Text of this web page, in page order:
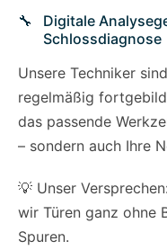
Digitale
Schlossdiagnose
Unsere Techniker
regelmäßig
das passende
– sondern auch Ihre
💡 Unser
wir Türen ganz ohne
Spuren.